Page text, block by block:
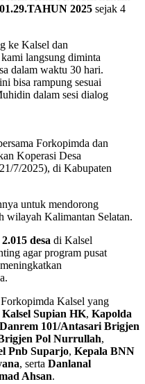
2025 sejak 4
ke Kalsel dan
langsung diminta
dalam waktu 30 hari.
bisa rampung sesuai
dalam sesi dialog
Forkopimda dan
Koperasi Desa
7/2025), di Kabupaten
untuk mendorong
wilayah Kalimantan Selatan.
2.015 desa di Kalsel
agar program pusat
Kalsel yang
Supian HK, Kapolda
Danrem 101/Antasari Brigjen
Pol Nurrullah,
Pnb Suparjo, Kepala BNN
, serta Danlanal
Ahsan.